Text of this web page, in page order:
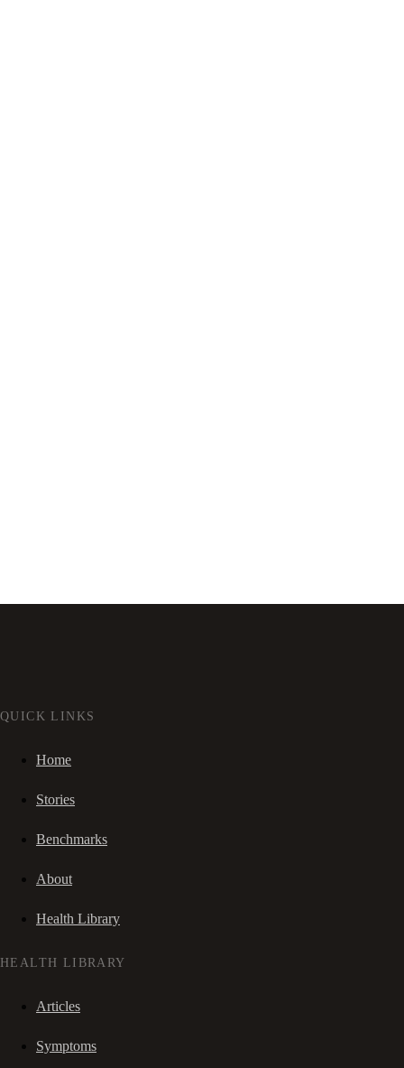
QUICK LINKS
Home
Stories
Benchmarks
About
Health Library
HEALTH LIBRARY
Articles
Symptoms